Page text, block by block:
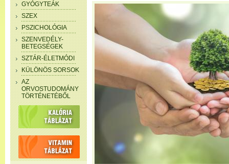
GYÓGYTEÁK
SZEX
PSZICHOLÓGIA
SZENVEDÉLY-
BETEGSÉGEK
SZTÁR-ÉLETMÓDI
KÜLÖNÖS SORSOK
AZ
ORVOSTUDOMÁNY
TÖRTÉNETÉBŐL